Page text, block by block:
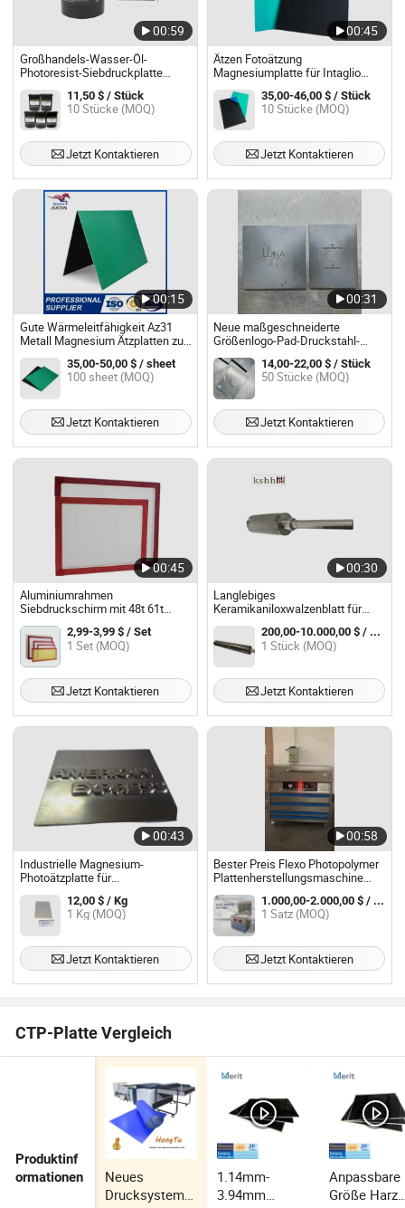
00:59
Großhandels-Wasser-Öl-
Photoresist-Siebdruckplatte
dicke Platte hohe Empfindlichkeit
PCB-Platte Photoresist-
Laserplattenherstellung
11,50 $ / Stück
10 Stücke (MOQ)
Jetzt Kontaktieren
00:45
Ätzen Fotoätzung
Magnesiumplatte für Intaglio
Thermodruckformen Plaketten
Auszeichnungen35,00-46,00 $ / Stück
10 Stücke (MOQ)
Jetzt Kontaktieren
00:15
Gute Wärmeleitfähigkeit Az31
Metall Magnesium Ätzplatten zu
verkaufen
35,00-50,00 $ / sheet
100 sheet (MOQ)
Jetzt Kontaktieren
00:31
Neue maßgeschneiderte
Größenlogo-Pad-Druckstahl-
Druckplatte für Pad-
Druckmaschine14,00-22,00 $ / Stück
50 Stücke (MOQ)
Jetzt Kontaktieren
00:45
Aluminiumrahmen
Siebdruckschirm mit 48t 61t
weißer Maschenplatte für
Lösemitteltinte Zustand
2,99-3,99 $ / Set
1 Set (MOQ)
Jetzt Kontaktieren
00:30
Langlebiges
Keramikaniloxwalzenblatt für
Beschichtungen
200,00-10.000,00 $ / Stück
1 Stück (MOQ)
Jetzt Kontaktieren
00:43
Industrielle Magnesium-
Photoätzplatte für
Hochvolumendruck
12,00 $ / Kg
1 Kg (MOQ)
Jetzt Kontaktieren
00:58
Bester Preis Flexo Photopolymer
Plattenherstellungsmaschine
Flexo Plattenwaschmaschine
Harzplattenherstellungsmaschine
1.000,00-2.000,00 $ / Satz
1 Satz (MOQ)
Jetzt Kontaktieren
CTP-Platte Vergleich
Produktinf
ormationen
Neues
Drucksystem
1.14mm-
3.94mm
Anpassbare
Größe Harz